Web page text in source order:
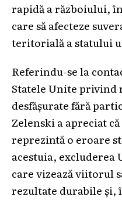
rapidă a războiului,
care să afecteze
teritorială a statului
Referindu-se la
Statele Unite privind
desfășurate fără
Zelenski a apreciat
reprezintă o eroare
acestuia,
care vizează viitorul
rezultate durabile și,